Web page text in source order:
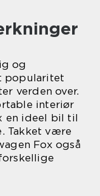
og
popularitet
verden over.
interiør
en ideel bil til
Takket være
Fox også